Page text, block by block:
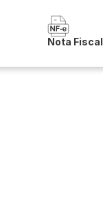
Nota Fiscal